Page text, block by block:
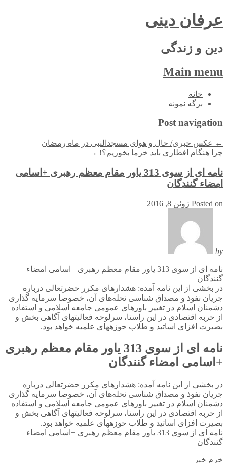
عرفان دینی
دین و زندگی
Main menu
Skip
خانه
برگه نمونه
Post navigation
← عکس خبری/ حال و هوای مسجدالنبی در ماه رمضان
چرا هنگام افطاری باید خرما بخوریم؟! →
نامه ای از سوی 313 یاور مقام معظم رهبری +اسامی
امضاء گنندگان
Posted on ژوئن 8, 2016
by
نامه ای از سوی 313 یاور مقام معظم رهبری +اسامی امضاء
گنندگان
در بخشی از این نامه آمده: هشدارهای مکرر حضرتعالی درباره
جریان نفوذ و مصداق شناسی نحله‌های آن، خصوصا سرمایه گذاری
دشمنان اسلام در تغییر باورهای عمومی جامعه اسلامی و استفاده
از حربه اقتصادی در این راستا، سرلوحه فعالیتهای آگاهی بخش و
بصیرت افزای اساتید و طلاب حوزههای علمیه خواهد بود.
نامه ای از سوی 313 یاور مقام معظم رهبری
+اسامی امضاء گنندگان
در بخشی از این نامه آمده: هشدارهای مکرر حضرتعالی درباره
جریان نفوذ و مصداق شناسی نحله‌های آن، خصوصا سرمایه گذاری
دشمنان اسلام در تغییر باورهای عمومی جامعه اسلامی و استفاده
از حربه اقتصادی در این راستا، سرلوحه فعالیتهای آگاهی بخش و
بصیرت افزای اساتید و طلاب حوزههای علمیه خواهد بود.
نامه ای از سوی 313 یاور مقام معظم رهبری +اسامی امضاء
گنندگان
خرم خبر